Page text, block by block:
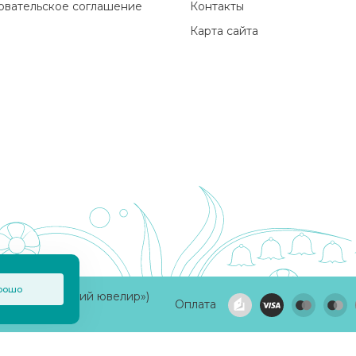
соглашение
Контакты
Карта сайта
ювелир»)
Оплата